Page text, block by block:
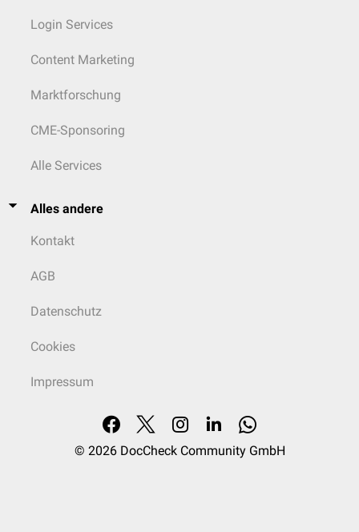
Login Services
Content Marketing
Marktforschung
CME-Sponsoring
Alle Services
Alles andere
Kontakt
AGB
Datenschutz
Cookies
Impressum
© 2026 DocCheck Community GmbH